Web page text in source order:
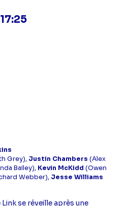
17:25
Grey), Justin Chambers (Alex
Bailey), Kevin McKidd (Owen
Webber), Jesse Williams
se réveille après une